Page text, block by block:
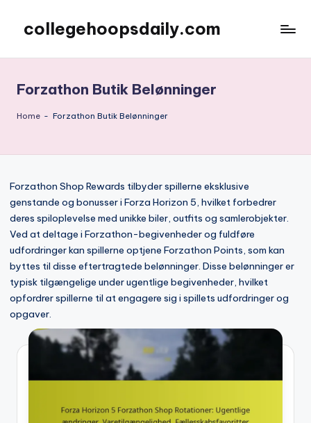
content
collegehoopsdaily.com
Forzathon Butik Belønninger
Home - Forzathon Butik Belønninger
Forzathon Shop Rewards tilbyder spillerne eksklusive
genstande og bonusser i Forza Horizon 5, hvilket forbedrer
deres spiloplevelse med unikke biler, outfits og samlerobjekter.
Ved at deltage i Forzathon-begivenheder og fuldføre
udfordringer kan spillerne optjene Forzathon Points, som kan
byttes til disse eftertragtede belønninger. Disse belønninger er
typisk tilgængelige under ugentlige begivenheder, hvilket
opfordrer spillerne til at engagere sig i spillets udfordringer og
opgaver.